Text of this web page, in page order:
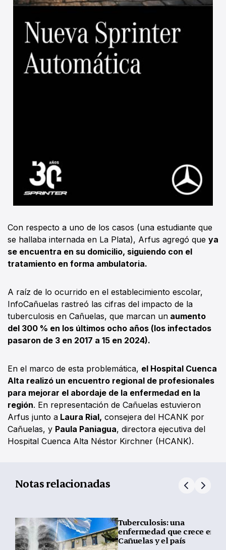
Con respecto a uno de los casos (una estudiante que
se hallaba internada en La Plata), Arfus agregó que ya
se encuentra en su domicilio, siguiendo con el
tratamiento en forma ambulatoria.
A raíz de lo ocurrido en el establecimiento escolar,
InfoCañuelas rastreó las cifras del impacto de la
tuberculosis en Cañuelas, que marcan un aumento
del 300 % en los últimos ocho años (los infectados
pasaron de 3 en 2017 a 15 en 2024).
En el marco de esta problemática, el Hospital Cuenca
Alta realizó un encuentro regional de profesionales
para mejorar el abordaje de la enfermedad en la
región. En representación de Cañuelas estuvieron
Arfus junto a Laura Rial, consejera del HCANK por
Cañuelas, y Paula Paniagua, directora ejecutiva del
Hospital Cuenca Alta Néstor Kirchner (HCANK).
Notas relacionadas
Tuberculosis: una
enfermedad que crece en
Cañuelas y el país